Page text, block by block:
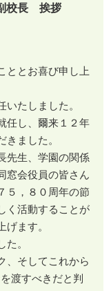
校長 挨拶
ととお喜び申し上
たしました。
任し、爾来１２年
ました。
先生、学園の関係
窓会役員の皆さん
５，８０周年の節
く活動することが
ます。
。
、そしてこれから
渡すべきだと判